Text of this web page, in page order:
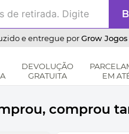
e entregue por Grow Jogos
DEVOLUÇÃO
GRATUITA
EM
comprou